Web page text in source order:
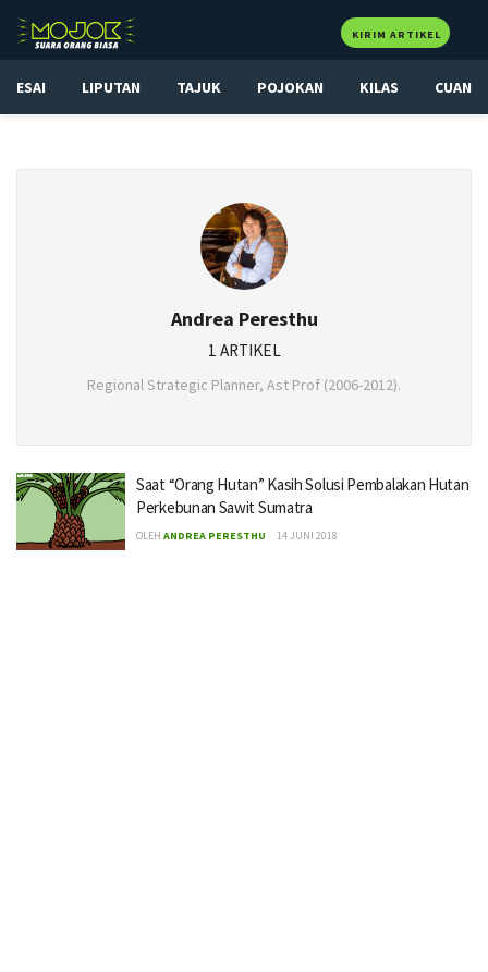
KIRIM ARTIKEL
ESAI LIPUTAN TAJUK POJOKAN KILAS CUAN
Andrea Peresthu
1 ARTIKEL
Regional Strategic Planner, Ast Prof (2006-2012).
Saat “Orang Hutan” Kasih Solusi Pembalakan Hutan
Perkebunan Sawit Sumatra
OLEH ANDREA PERESTHU 14 JUNI 2018